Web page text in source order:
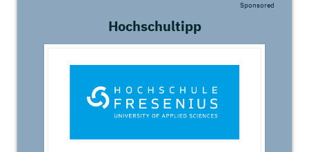
Hochschultipp
Sponsored